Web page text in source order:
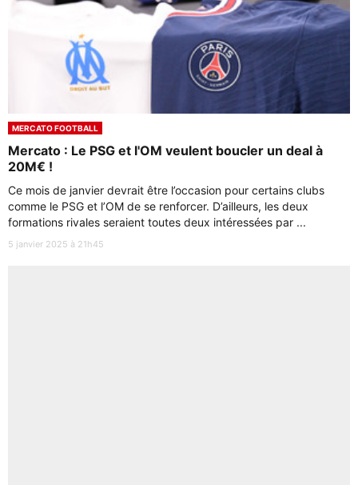
MERCATO FOOTBALL
Mercato : Le PSG et l'OM veulent boucler un deal à
20M€ !
Ce mois de janvier devrait être l’occasion pour certains clubs
comme le PSG et l’OM de se renforcer. D’ailleurs, les deux
formations rivales seraient toutes deux intéressées par ...
5 janvier 2025 à 21h45